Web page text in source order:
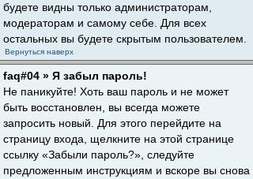
будете видны только администраторам,
модераторам и самому себе. Для всех
остальных вы будете скрытым пользователем.
Вернуться наверх
faq#04 » Я забыл пароль!
Не паникуйте! Хоть ваш пароль и не может
быть восстановлен, вы всегда можете
запросить новый. Для этого перейдите на
страницу входа, щелкните на этой странице
ссылку «Забыли пароль?», следуйте
предложенным инструкциям и вскоре вы снова